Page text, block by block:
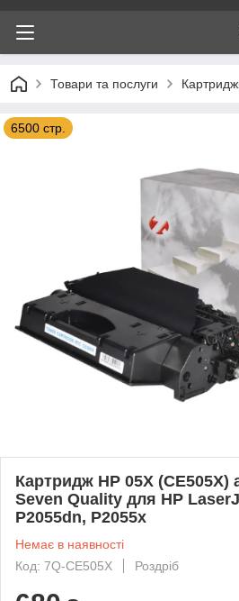
Товари та послуги
6500 стр.
Картридж HP 05X (CE505X)
Seven Quality для HP
P2055dn, P2055x
Немає в наявності
Код: 7Q-CE505X
Роздріб